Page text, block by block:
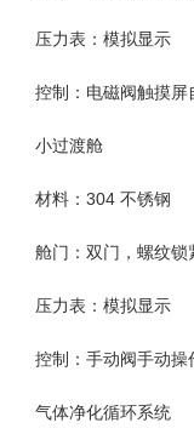
压力表：模拟显示
控制：电磁阀触摸屏
小过渡舱
材料：304 不锈钢
舱门：双门，螺纹锁
压力表：模拟显示
控制：手动阀手动操
气体净化循环系统